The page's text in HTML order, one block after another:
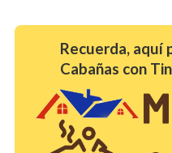
Recuerda, aquí
Cabañas con